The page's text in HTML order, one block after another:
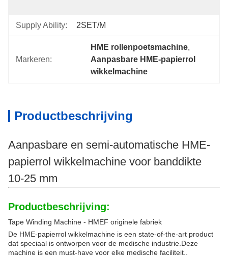
Supply Ability: 2SET/M
Markeren:
HME rollenpoetsmachine,
Aanpasbare HME-papierrol
wikkelmachine
Productbeschrijving
Aanpasbare en semi-automatische HME-
papierrol wikkelmachine voor banddikte
10-25 mm
Productbeschrijving:
Tape Winding Machine - HMEF originele fabriek
De HME-papierrol wikkelmachine is een state-of-the-art product
dat speciaal is ontworpen voor de medische industrie.Deze
machine is een must-have voor elke medische faciliteit..